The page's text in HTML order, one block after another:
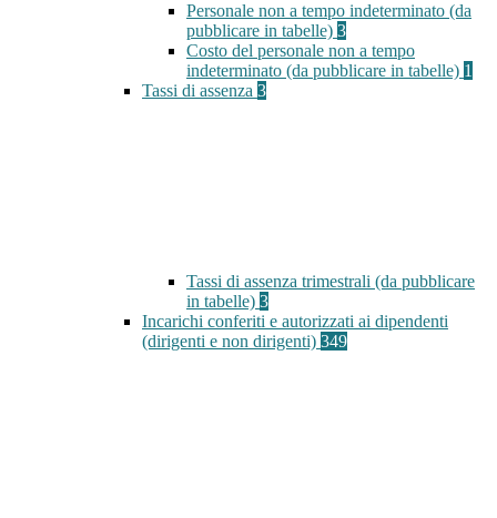
Personale non a tempo indeterminato (da
pubblicare in tabelle) 3
Costo del personale non a tempo
indeterminato (da pubblicare in tabelle) 1
Tassi di assenza 3
Tassi di assenza trimestrali (da pubblicare
in tabelle) 3
Incarichi conferiti e autorizzati ai dipendenti
(dirigenti e non dirigenti) 349